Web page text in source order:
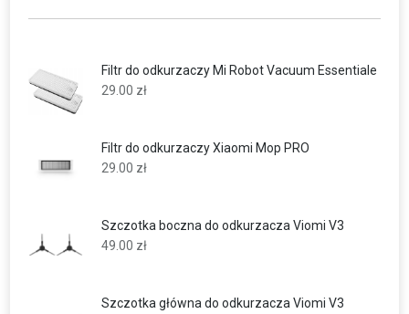
Filtr do odkurzaczy Mi Robot Vacuum Essentiale
29.00 zł
Filtr do odkurzaczy Xiaomi Mop PRO
29.00 zł
Szczotka boczna do odkurzacza Viomi V3
49.00 zł
Szczotka główna do odkurzacza Viomi V3